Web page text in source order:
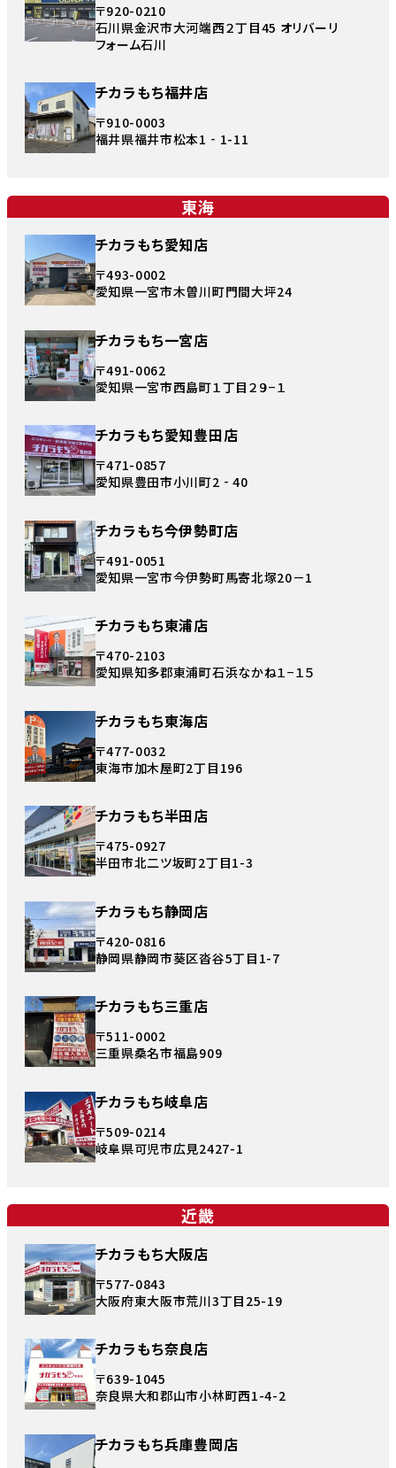
〒920-0210
石川県金沢市大河端西２丁目45 オリバーリ
フォーム石川
チカラもち福井店
〒910-0003
福井県福井市松本1‐1-11
東海
チカラもち愛知店
〒493-0002
愛知県一宮市木曽川町門間大坪24
チカラもち一宮店
〒491-0062
愛知県一宮市西島町１丁目２９−１
チカラもち愛知豊田店
〒471-0857
愛知県豊田市小川町2‐40
チカラもち今伊勢町店
〒491-0051
愛知県一宮市今伊勢町馬寄北塚20－1
チカラもち東浦店
〒470-2103
愛知県知多郡東浦町石浜なかね１−１５
チカラもち東海店
〒477-0032
東海市加木屋町2丁目196
チカラもち半田店
〒475-0927
半田市北二ツ坂町2丁目1-3
チカラもち静岡店
〒420-0816
静岡県静岡市葵区沓谷5丁目1-7
チカラもち三重店
〒511-0002
三重県桑名市福島909
チカラもち岐阜店
〒509-0214
岐阜県可児市広見2427-1
近畿
チカラもち大阪店
〒577-0843
大阪府東大阪市荒川3丁目25-19
チカラもち奈良店
〒639-1045
奈良県大和郡山市小林町西1-4-2
チカラもち兵庫豊岡店